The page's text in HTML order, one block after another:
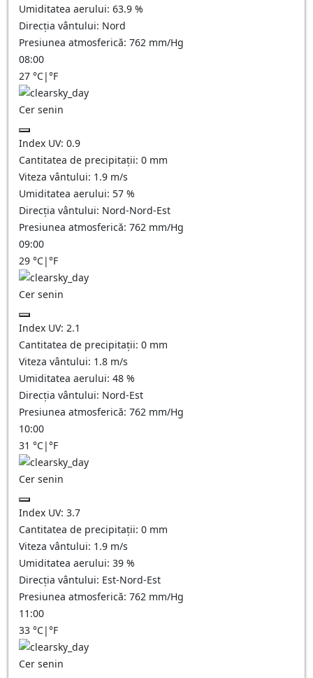
Umiditatea aerului: 63.9 %
Direcția vântului: Nord
Presiunea atmosferică: 762 mm/Hg
08:00
27 °C|°F
Cer senin
Index UV: 0.9
Cantitatea de precipitații: 0 mm
Viteza vântului: 1.9 m/s
Umiditatea aerului: 57 %
Direcția vântului: Nord-Nord-Est
Presiunea atmosferică: 762 mm/Hg
09:00
29 °C|°F
Cer senin
Index UV: 2.1
Cantitatea de precipitații: 0 mm
Viteza vântului: 1.8 m/s
Umiditatea aerului: 48 %
Direcția vântului: Nord-Est
Presiunea atmosferică: 762 mm/Hg
10:00
31 °C|°F
Cer senin
Index UV: 3.7
Cantitatea de precipitații: 0 mm
Viteza vântului: 1.9 m/s
Umiditatea aerului: 39 %
Direcția vântului: Est-Nord-Est
Presiunea atmosferică: 762 mm/Hg
11:00
33 °C|°F
Cer senin